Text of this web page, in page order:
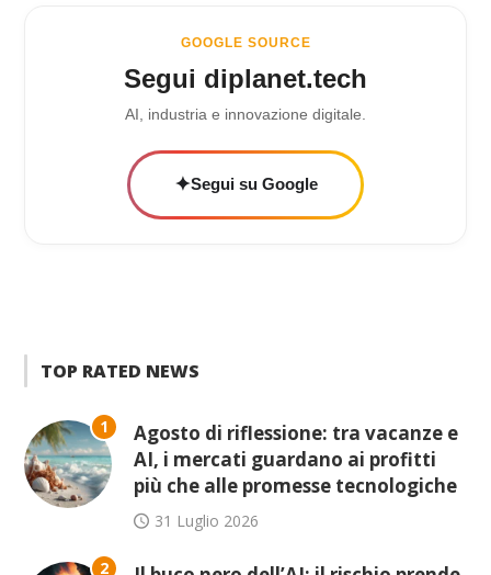
GOOGLE SOURCE
Segui diplanet.tech
AI, industria e innovazione digitale.
✦Segui su Google
TOP RATED NEWS
1
Agosto di riflessione: tra vacanze e
AI, i mercati guardano ai profitti
più che alle promesse tecnologiche
31 Luglio 2026
2